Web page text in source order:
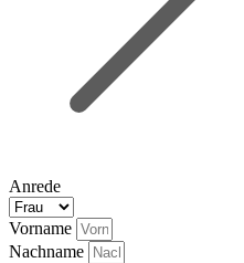
Anrede
Vorname
Nachname